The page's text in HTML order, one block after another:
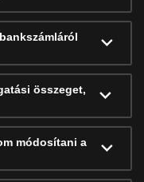
összeget,
módosítani a